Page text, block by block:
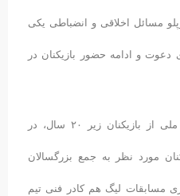
مسائل اخلاقی و انضباطی یکی
دعوت و ادامه حضور بازیکنان در
با توجه به شناخت سرمربی تیم ملی از بازیکنان زیر ۲۰ سال، در
مورد نظر به جمع بزرگسالان
مسابقات لیگ هم کادر فنی تیم